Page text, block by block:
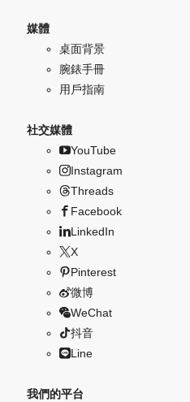
媒體
桌面背景
腕錶手冊
用戶指南
社交媒體
YouTube
Instagram
Threads
Facebook
LinkedIn
X
Pinterest
微博
WeChat
抖音
Line
我們的平台